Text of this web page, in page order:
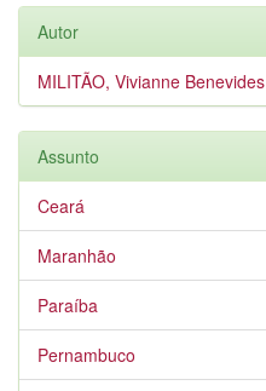
Autor
MILITÃO, Vivianne Benevides
Assunto
Ceará
Maranhão
Paraíba
Pernambuco